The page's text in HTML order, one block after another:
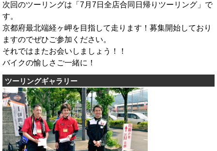
次回のツーリングは「7月7日全店合同日帰りツーリング」で
す。
京都府最北端経ヶ岬を目指して走ります！募集開始しており
ますのでぜひご参加ください。
それではまたお会いしましょう！！
バイクの愉しさご一緒に！
ツーリングギャラリー